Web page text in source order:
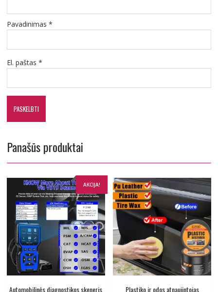
Pavadinimas *
El. paštas *
Panašūs produktai
AKCIJA!
Automobilinės diagnostikos skeneris Plastiko ir odos atnaujintojas